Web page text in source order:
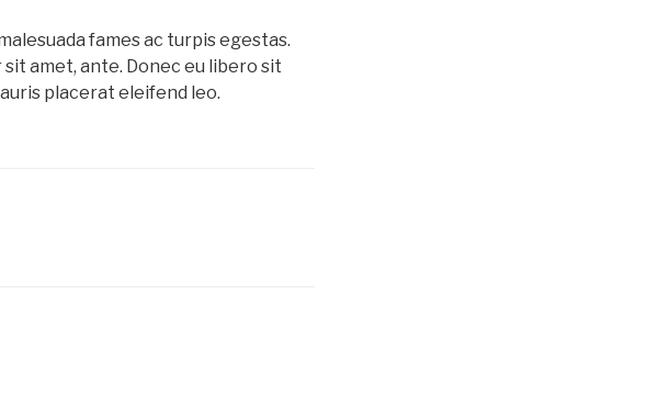
fames ac turpis egestas.
amet, ante. Donec eu libero sit
placerat eleifend leo.